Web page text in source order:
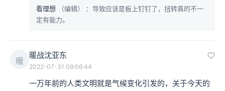
看理想 （编辑）
：导致应该是板上钉钉了，扭转真的不一
定有能力。
暖
暖战沈亚东
2022-07-31 09:06:44
一万年前的人类文明就是气候变化引发的，关于今天的